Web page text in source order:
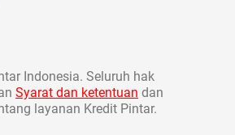
Indonesia. Seluruh hak
Syarat dan ketentuan dan
layanan Kredit Pintar.